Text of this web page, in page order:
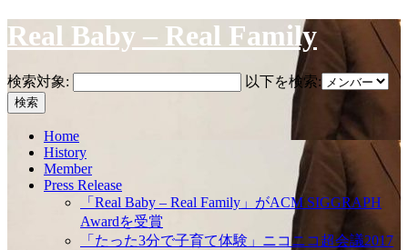
Real Baby – Real Family
検索対象: 以下を検索:
Home
History
Member
Press Release
「Real Baby – Real Family」がACM SIGGRAPH
Awardを受賞
「たった3分で子育て体験」ニコニコ超会議2017